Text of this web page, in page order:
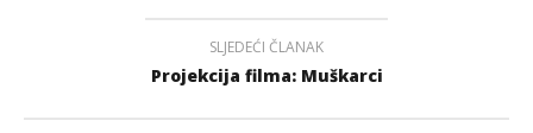
SLJEDEĆI ČLANAK
Projekcija filma: Muškarci